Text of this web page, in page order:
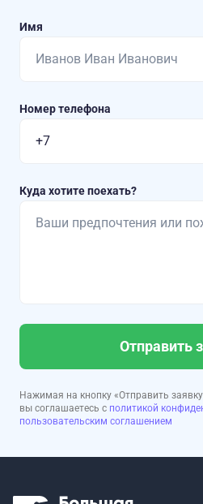
Имя
Номер телефона
Куда хотите поехать?
Отправить
Нажимая на кнопку «Отправить
вы соглашаетесь с политикой
пользовательским соглашением